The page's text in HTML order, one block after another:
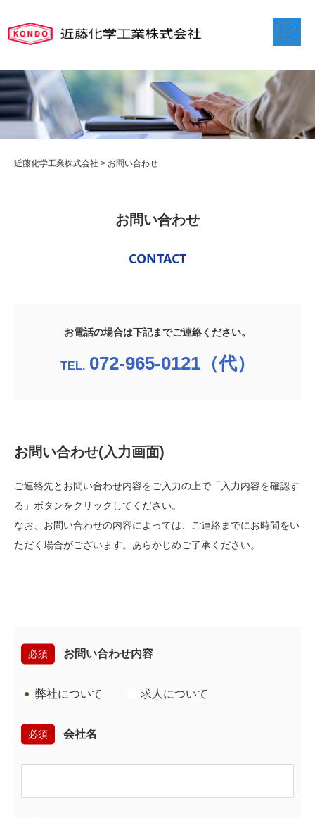
近藤化学工業株式会社 > お問い合わせ
お問い合わせ
CONTACT
お電話の場合は下記までご連絡ください。
072-965-0121（代）
お問い合わせ(入力画面)
ご連絡先とお問い合わせ内容をご入力の上で「入力内容を確認す
る」ボタンをクリックしてください。
なお、お問い合わせの内容によっては、ご連絡までにお時間をい
ただく場合がございます。あらかじめご了承ください。
お問い合わせ内容
必須
弊社について 求人について
会社名
必須